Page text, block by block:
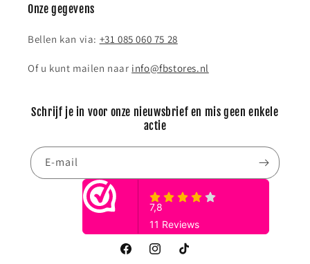
Onze gegevens
Bellen kan via: +31 085 060 75 28
Of u kunt mailen naar info@fbstores.nl
Schrijf je in voor onze nieuwsbrief en mis geen enkele
actie
E‑mail
FacebookInstagramTikTok